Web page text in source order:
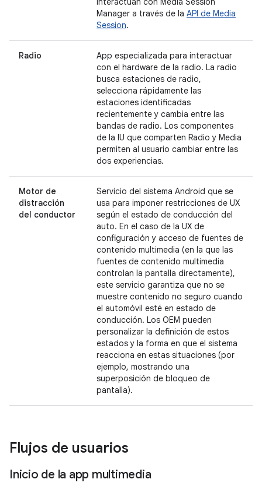
Manager a través de la API de Media
Session.
Radio
App especializada para interactuar
con el hardware de la radio. La radio
busca estaciones de radio,
selecciona rápidamente las
estaciones identificadas
recientemente y cambia entre las
bandas de radio. Los componentes
de la IU que comparten Radio y Media
permiten al usuario cambiar entre las
dos experiencias.
Motor de
distracción
del conductor
Servicio del sistema Android que se
usa para imponer restricciones de UX
según el estado de conducción del
auto. En el caso de la UX de
configuración y acceso de fuentes de
contenido multimedia (en la que las
fuentes de contenido multimedia
controlan la pantalla directamente),
este servicio garantiza que no se
muestre contenido no seguro cuando
el automóvil esté en estado de
conducción. Los OEM pueden
personalizar la definición de estos
estados y la forma en que el sistema
reacciona en estas situaciones (por
ejemplo, mostrando una
superposición de bloqueo de
pantalla).
Flujos de usuarios
Inicio de la app multimedia